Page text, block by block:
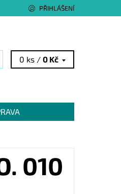
PŘIHLÁŠENÍ
0 ks /0 Kč
010